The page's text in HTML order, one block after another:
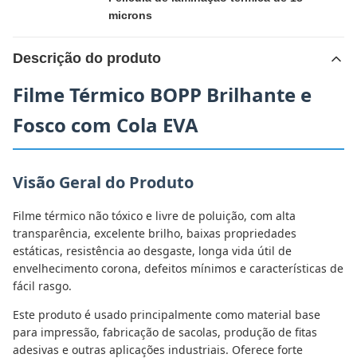
microns
Descrição do produto
Filme Térmico BOPP Brilhante e
Fosco com Cola EVA
Visão Geral do Produto
Filme térmico não tóxico e livre de poluição, com alta
transparência, excelente brilho, baixas propriedades
estáticas, resistência ao desgaste, longa vida útil de
envelhecimento corona, defeitos mínimos e características de
fácil rasgo.
Este produto é usado principalmente como material base
para impressão, fabricação de sacolas, produção de fitas
adesivas e outras aplicações industriais. Oferece forte